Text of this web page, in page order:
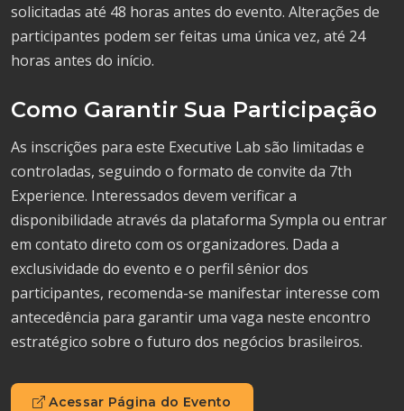
solicitadas até 48 horas antes do evento. Alterações de
participantes podem ser feitas uma única vez, até 24
horas antes do início.
Como Garantir Sua Participação
As inscrições para este Executive Lab são limitadas e
controladas, seguindo o formato de convite da 7th
Experience. Interessados devem verificar a
disponibilidade através da plataforma Sympla ou entrar
em contato direto com os organizadores. Dada a
exclusividade do evento e o perfil sênior dos
participantes, recomenda-se manifestar interesse com
antecedência para garantir uma vaga neste encontro
estratégico sobre o futuro dos negócios brasileiros.
Acessar Página do Evento